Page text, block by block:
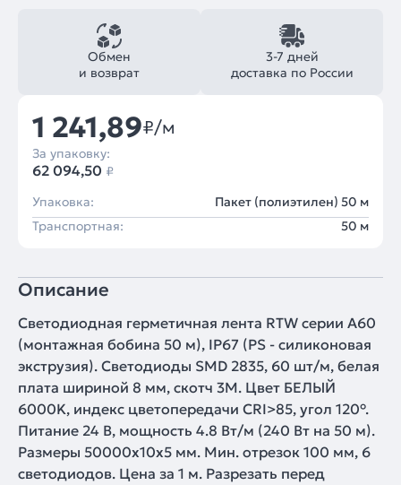
3-7 дней
доставка по России
Обмен
и возврат
1 241,89₽/м
За упаковку:
62 094,50 ₽
Упаковка:
Пакет (полиэтилен) 50 м
Транспортная:
50 м
Описание
Светодиодная герметичная лента RTW серии A60
(монтажная бобина 50 м), IP67 (PS - силиконовая
экструзия). Светодиоды SMD 2835, 60 шт/м, белая
плата шириной 8 мм, скотч 3M. Цвет БЕЛЫЙ
6000K, индекс цветопередачи CRI>85, угол 120°.
Питание 24 В, мощность 4.8 Вт/м (240 Вт на 50 м).
Размеры 50000x10x5 мм. Мин. отрезок 100 мм, 6
светодиодов. Цена за 1 м. Разрезать перед